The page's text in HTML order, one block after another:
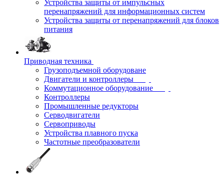
Устройства защиты от импульсных
перенапряжений для информационных систем
Устройства защиты от перенапряжений для блоков
питания
Приводная техника
Грузоподъемной оборудоване
Двигатели и контроллеры
Коммутационное оборудование
Контроллеры
Промышленные редукторы
Серводвигатели
Сервоприводы
Устройства плавного пуска
Частотные преобразователи